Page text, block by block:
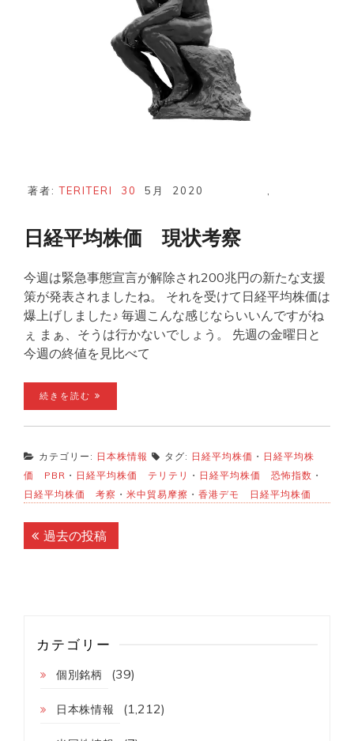
著者:TERITERI 30 5月 2020
日経平均株価 現状考察
今週は緊急事態宣言が解除され200兆円の新たな支援
策が発表されましたね。 それを受けて日経平均株価は
爆上げしました♪ 毎週こんな感じならいいんですがね
ぇ まぁ、そうは行かないでしょう。 先週の金曜日と
今週の終値を見比べて
続きを読む
カテゴリー: 日本株情報 タグ: 日経平均株価 ・ 日経平均株
価 PBR ・ 日経平均株価 テリテリ ・ 日経平均株価 恐怖指数 ・
日経平均株価 考察 ・ 米中貿易摩擦 ・ 香港デモ 日経平均株価
投
ゲ
ー
ョ
過去の投稿
カテゴリー
個別銘柄 (39)
日本株情報 (1,212)